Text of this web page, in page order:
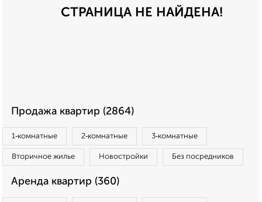
СТРАНИЦА НЕ НАЙДЕНА!
Продажа квартир (2864)
1‑комнатные 2‑комнатные 3‑комнатные
Вторичное жилье Новостройки Без посредников
Аренда квартир (360)